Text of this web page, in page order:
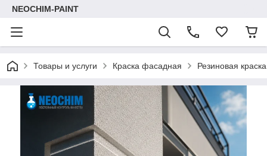
NEOCHIM-PAINT
Товары и услуги Краска фасадная Резиновая